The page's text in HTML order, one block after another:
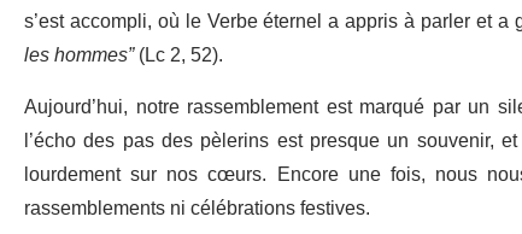
s’est accompli, où le Verbe éternel a appris à parler et a
les hommes”(Lc 2, 52).
Aujourd’hui, notre rassemblement est marqué par un
l’écho des pas des pèlerins est presque un
lourdement sur nos cœurs. Encore une fois, nous
rassemblements ni célébrations festives.